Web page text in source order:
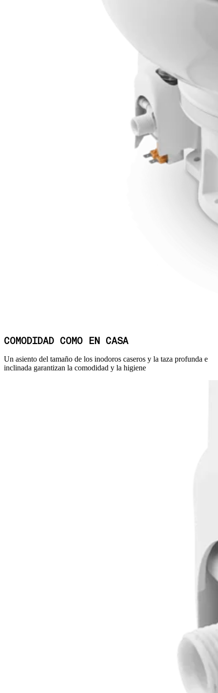
COMODIDAD COMO EN CASA
Un asiento del tamaño de los inodoros caseros y la taza profunda e
inclinada garantizan la comodidad y la higiene